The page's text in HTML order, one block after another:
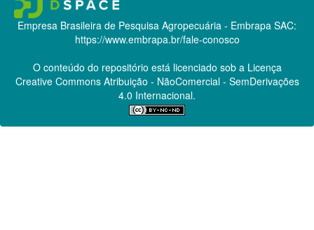
Empresa Brasileira de Pesquisa Agropecuária - Embrapa SAC:
https://www.embrapa.br/fale-conosco
O conteúdo do repositório está licenciado sob a Licença
Creative CommonsAtribuição - NãoComercial - SemDerivações
4.0 Internacional.